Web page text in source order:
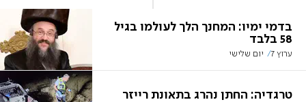
בדמי ימיו: המחנך הלך לעולמו בגיל
58 בלבד
ערוץ 7 יום שלישי
טרגדיה: החתן נהרג בתאונת רייזר